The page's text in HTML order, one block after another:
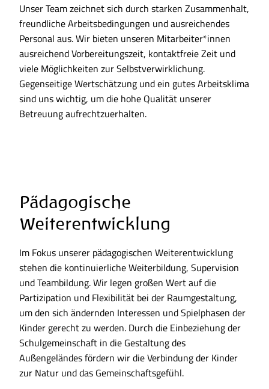
Unser Team zeichnet sich durch starken Zusammenhalt,
freundliche Arbeitsbedingungen und ausreichendes
Personal aus. Wir bieten unseren Mitarbeiter*innen
ausreichend Vorbereitungszeit, kontaktfreie Zeit und
viele Möglichkeiten zur Selbstverwirklichung.
Gegenseitige Wertschätzung und ein gutes Arbeitsklima
sind uns wichtig, um die hohe Qualität unserer
Betreuung aufrechtzuerhalten.
Pädagogische
Weiterentwicklung
Im Fokus unserer pädagogischen Weiterentwicklung
stehen die kontinuierliche Weiterbildung, Supervision
und Teambildung. Wir legen großen Wert auf die
Partizipation und Flexibilität bei der Raumgestaltung,
um den sich ändernden Interessen und Spielphasen der
Kinder gerecht zu werden. Durch die Einbeziehung der
Schulgemeinschaft in die Gestaltung des
Außengeländes fördern wir die Verbindung der Kinder
zur Natur und das Gemeinschaftsgefühl.